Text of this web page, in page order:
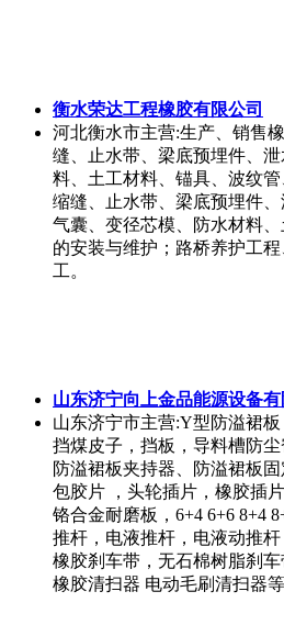
衡水荣达工程橡胶有限公司
河北衡水市主营:生产、销售
缝、止水带、梁底预埋件、
料、土工材料、锚具、波纹
缩缝、止水带、梁底预埋件
气囊、变径芯模、防水材料
的安装与维护；路桥养护工
工。
山东济宁向上金品能源设备有
山东济宁市主营:Y型防溢裙
挡煤皮子，挡板，导料槽防尘
防溢裙板夹持器、防溢裙板
包胶片 ，头轮插片，橡胶插
铬合金耐磨板，6+4 6+6 8+4
推杆，电液推杆，电液动推
橡胶刹车带，无石棉树脂刹
橡胶清扫器 电动毛刷清扫器